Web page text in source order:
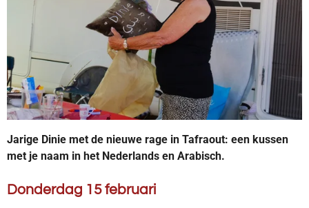
Jarige Dinie met de nieuwe rage in Tafraout: een kussen
met je naam in het Nederlands en Arabisch.
Donderdag 15 februari